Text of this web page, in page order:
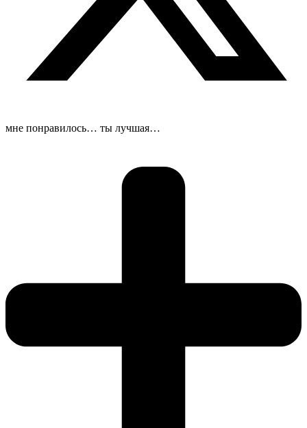
мне понравилось… ты лучшая…